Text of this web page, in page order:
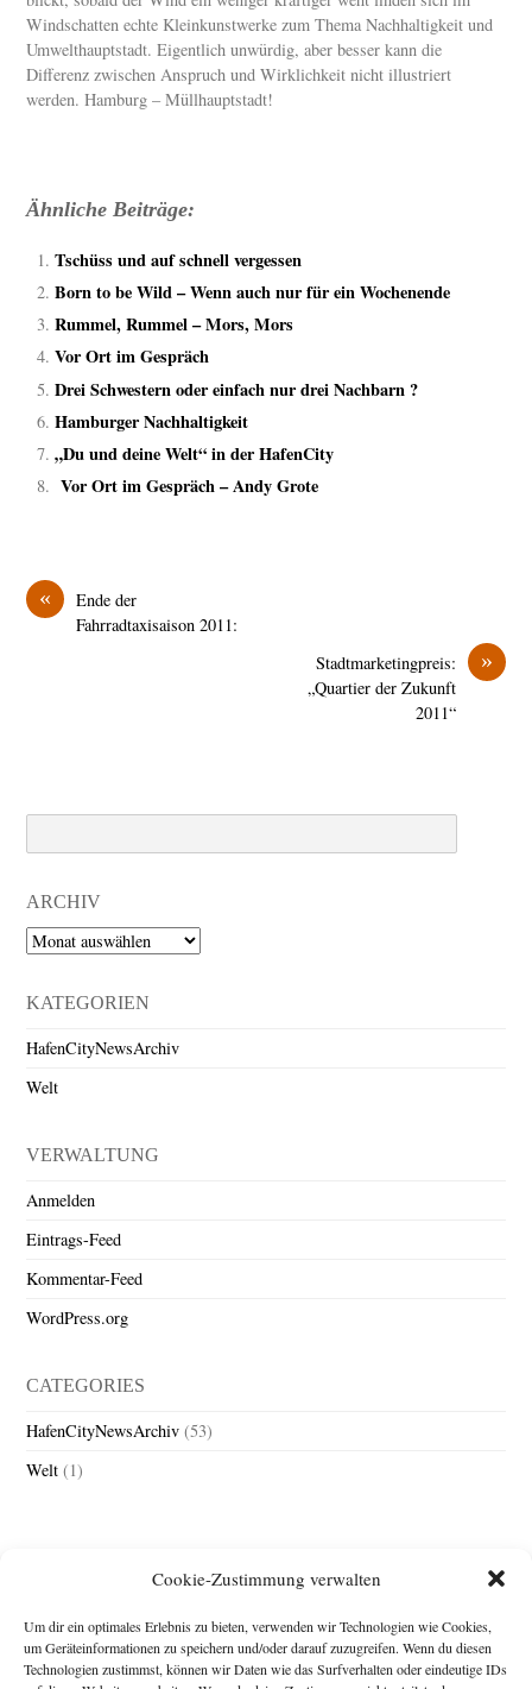
Cookie-Zustimmung verwalten
Um dir ein optimales Erlebnis zu bieten, verwenden wir Technologien wie Cookies,
um Geräteinformationen zu speichern und/oder darauf zuzugreifen. Wenn du diesen
Technologien zustimmst, können wir Daten wie das Surfverhalten oder eindeutige IDs
Windschatten echte Kleinkunstwerke zum Thema Nachhaltigkeit und
Umwelthauptstadt. Eigentlich unwürdig, aber besser kann die
Differenz zwischen Anspruch und Wirklichkeit nicht illustriert
werden. Hamburg – Müllhauptstadt!
Ähnliche Beiträge:
Tschüss und auf schnell vergessen
Born to be Wild – Wenn auch nur für ein Wochenende
Rummel, Rummel – Mors, Mors
Vor Ort im Gespräch
Drei Schwestern oder einfach nur drei Nachbarn ?
Hamburger Nachhaltigkeit
„Du und deine Welt“ in der HafenCity
Vor Ort im Gespräch – Andy Grote
«
Ende der
Fahrradtaxisaison 2011:
»
Stadtmarketingpreis:
„Quartier der Zukunft
2011“
ARCHIV
Archiv
KATEGORIEN
HafenCityNewsArchiv
Welt
VERWALTUNG
Anmelden
Eintrags-Feed
Kommentar-Feed
WordPress.org
CATEGORIES
HafenCityNewsArchiv (53)
Welt (1)